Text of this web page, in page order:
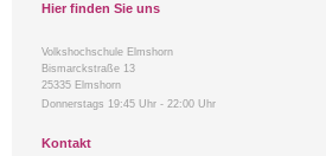
Hier finden Sie uns
Volkshochschule Elmshorn
Bismarckstraße 13
25335 Elmshorn
Donnerstags 19:45 Uhr - 22:00 Uhr
Kontakt